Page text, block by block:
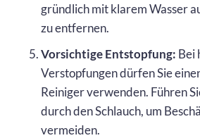
gründlich mit klarem Wasser
zu entfernen.
Vorsichtige Entstopfung: Bei
Verstopfungen dürfen Sie
Reiniger verwenden. Führen
durch den Schlauch, um
vermeiden.